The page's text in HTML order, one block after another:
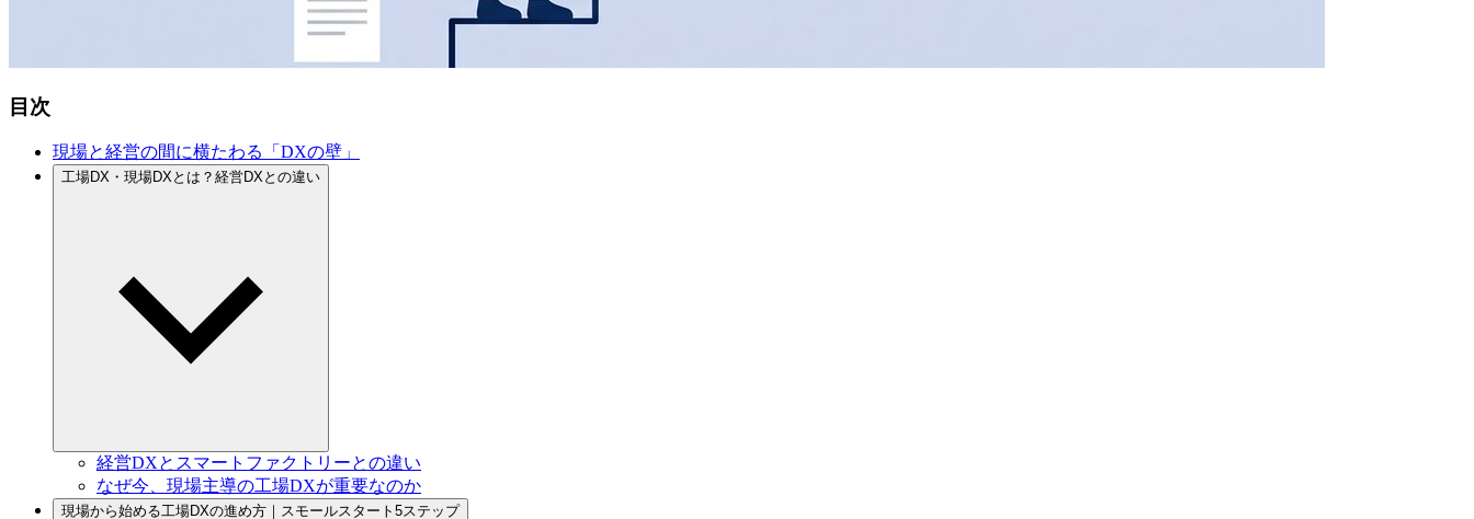
目次
現場と経営の間に横たわる 「DXの壁」
工場DX・現場DXとは？ 経営DXとの違い
経営DXと スマートファクトリーとの違い
なぜ今、 現場主導の工場DXが重要なのか
現場から始める工場DXの進め方 ｜スモールスタート5ステップ